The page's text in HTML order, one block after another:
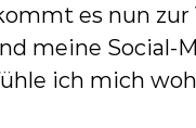
w
e
r
es nun
meine Social-
ich mich